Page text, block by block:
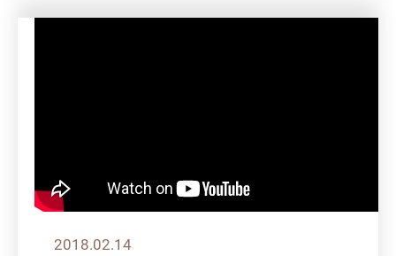
2018.02.14